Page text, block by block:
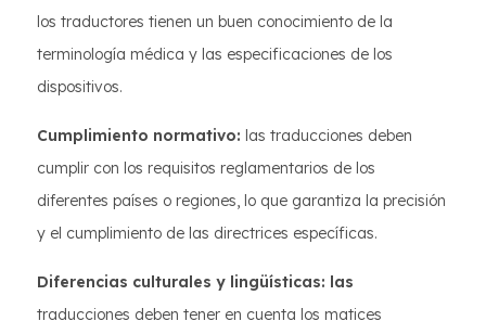
los traductores tienen un buen conocimiento de la
terminología médica y las especificaciones de los
dispositivos.
Cumplimiento normativo: las traducciones deben
cumplir con los requisitos reglamentarios de los
diferentes países o regiones, lo que garantiza la precisión
y el cumplimiento de las directrices específicas.
Diferencias culturales y lingüísticas: las
traducciones deben tener en cuenta los matices